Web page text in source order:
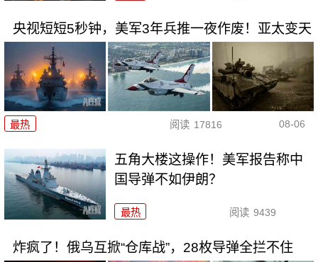
央视短短5秒钟，美军3年兵推一夜作废！亚太变天
最热 阅读 17816 08-06
五角大楼这操作！美军报告称中
国导弹不如伊朗？
最热 阅读 9439
炸疯了！俄乌互掀“仓库战”，28枚导弹全拦不住